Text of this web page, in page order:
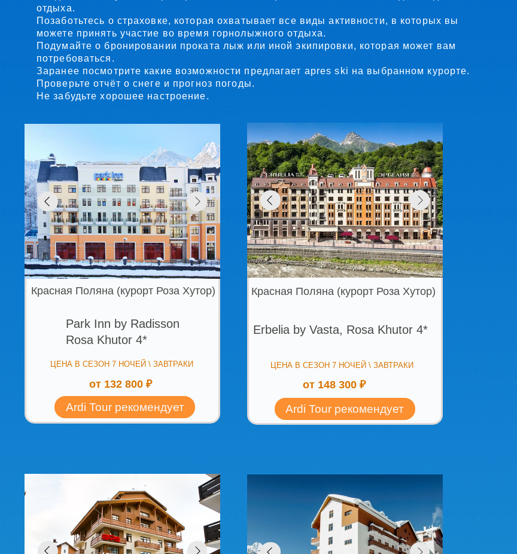
Проверьте отчёт о снеге и прогноз погоды.
Не забудьте хорошее настроение.
Ardi Tour рекомендует
Красная Поляна (курорт Роза Хутор)
Park Inn by Radisson
Rosa Khutor 4*
от 132 800 ₽
Ardi Tour рекомендует
Красная Поляна (курорт Роза Хутор)
Erbelia by Vasta, Rosa Khutor 4*
от 148 300 ₽
Красная Поляна (курорт Роза Хутор)
AYS Let It Snow Hotel
Красная Поляна (курорт Роза Хутор)
AYS Design Hotel
ЦЕНА В СЕЗОН 7 НОЧЕЙ \ ЗАВТРАКИ ЦЕНА В СЕЗОН 7 НОЧЕЙ \ ЗАВТРАКИ